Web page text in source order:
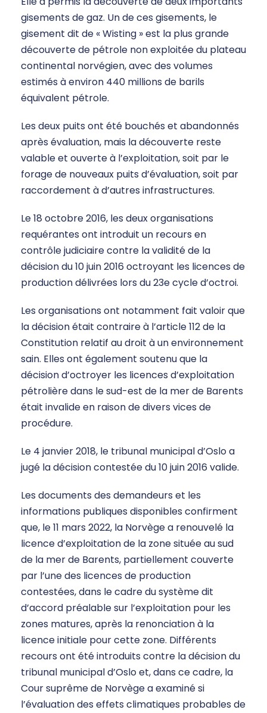
gisements de gaz. Un de ces gisements, le
gisement dit de « Wisting » est la plus grande
découverte de pétrole non exploitée du plateau
continental norvégien, avec des volumes
estimés à environ 440 millions de barils
équivalent pétrole.
Les deux puits ont été bouchés et abandonnés
après évaluation, mais la découverte reste
valable et ouverte à l’exploitation, soit par le
forage de nouveaux puits d’évaluation, soit par
raccordement à d’autres infrastructures.
Le 18 octobre 2016, les deux organisations
requérantes ont introduit un recours en
contrôle judiciaire contre la validité de la
décision du 10 juin 2016 octroyant les licences de
production délivrées lors du 23e cycle d’octroi.
Les organisations ont notamment fait valoir que
la décision était contraire à l’article 112 de la
Constitution relatif au droit à un environnement
sain. Elles ont également soutenu que la
décision d’octroyer les licences d’exploitation
pétrolière dans le sud-est de la mer de Barents
était invalide en raison de divers vices de
procédure.
Le 4 janvier 2018, le tribunal municipal d’Oslo a
jugé la décision contestée du 10 juin 2016 valide.
Les documents des demandeurs et les
informations publiques disponibles confirment
que, le 11 mars 2022, la Norvège a renouvelé la
licence d’exploitation de la zone située au sud
de la mer de Barents, partiellement couverte
par l’une des licences de production
contestées, dans le cadre du système dit
d’accord préalable sur l’exploitation pour les
zones matures, après la renonciation à la
licence initiale pour cette zone. Différents
recours ont été introduits contre la décision du
tribunal municipal d’Oslo et, dans ce cadre, la
Cour suprême de Norvège a examiné si
l’évaluation des effets climatiques probables de